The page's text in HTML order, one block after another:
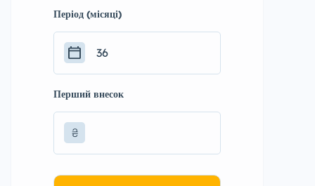
Період (місяці)
Перший внесок
₴